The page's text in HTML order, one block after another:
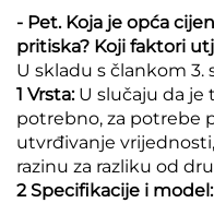
- Pet. Koja je opća
pritiska? Koji faktori
U skladu s člankom 3.
1 Vrsta: U slučaju da je
potrebno, za potrebe
utvrđivanje
razinu za razliku od
2 Specifikacije i model: